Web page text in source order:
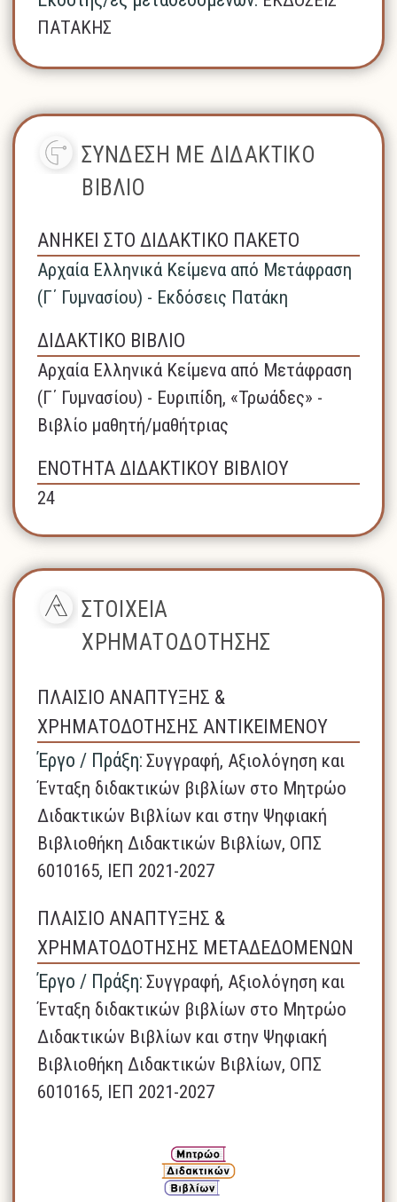
ΠΑΤΑΚΗΣ
ΣΥΝΔΕΣΗ ΜΕ ΔΙΔΑΚΤΙΚΟ
ΒΙΒΛΙΟ
ΑΝΗΚΕΙ ΣΤΟ ΔΙΔΑΚΤΙΚΟ ΠΑΚΕΤΟ
Αρχαία Ελληνικά Κείμενα από Μετάφραση
(Γ΄ Γυμνασίου) - Εκδόσεις Πατάκη
ΔΙΔΑΚΤΙΚΟ ΒΙΒΛΙΟ
Αρχαία Ελληνικά Κείμενα από Μετάφραση
(Γ΄ Γυμνασίου) - Ευριπίδη, «Τρωάδες» -
Βιβλίο μαθητή/μαθήτριας
ΕΝΟΤΗΤΑ ΔΙΔΑΚΤΙΚΟΥ ΒΙΒΛΙΟΥ
24
ΣΤΟΙΧΕΙΑ
ΧΡΗΜΑΤΟΔΟΤΗΣΗΣ
ΠΛΑΙΣΙΟ ΑΝΑΠΤΥΞΗΣ &
ΧΡΗΜΑΤΟΔΟΤΗΣΗΣ ΑΝΤΙΚΕΙΜΕΝΟΥ
Έργο / Πράξη: Συγγραφή, Αξιολόγηση και
Ένταξη διδακτικών βιβλίων στο Μητρώο
Διδακτικών Βιβλίων και στην Ψηφιακή
Βιβλιοθήκη Διδακτικών Βιβλίων, ΟΠΣ
6010165, ΙΕΠ 2021-2027
ΠΛΑΙΣΙΟ ΑΝΑΠΤΥΞΗΣ &
ΧΡΗΜΑΤΟΔΟΤΗΣΗΣ ΜΕΤΑΔΕΔΟΜΕΝΩΝ
Έργο / Πράξη: Συγγραφή, Αξιολόγηση και
Ένταξη διδακτικών βιβλίων στο Μητρώο
Διδακτικών Βιβλίων και στην Ψηφιακή
Βιβλιοθήκη Διδακτικών Βιβλίων, ΟΠΣ
6010165, ΙΕΠ 2021-2027